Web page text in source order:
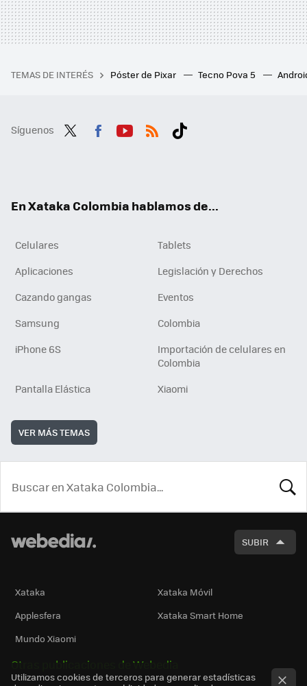
TEMAS DE INTERÉS Póster de Pixar Tecno Pova 5
Síguenos
En Xataka Colombia hablamos de...
Celulares
Tablets
Aplicaciones
Legislación y Derechos
Cazando gangas
Eventos
Samsung
Colombia
iPhone 6S
Importación de celulares en
Colombia
Pantalla Elástica
Xiaomi
VER MÁS TEMAS
SUBIR
Xataka
Xataka Móvil
Applesfera
Xataka Smart Home
Mundo Xiaomi
Otras publicaciones de Webedia
Utilizamos cookies de terceros para generar estadísticas